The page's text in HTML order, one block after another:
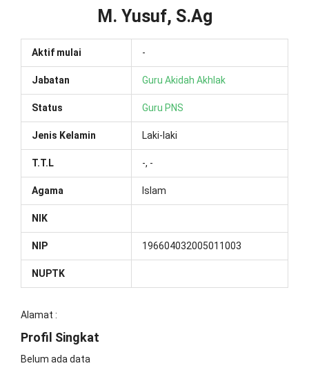
M. Yusuf, S.Ag
Aktif mulai -
Jabatan Guru Akidah Akhlak
Status Guru PNS
Jenis Kelamin Laki-laki
T.T.L -, -
Agama Islam
NIK
NIP 196604032005011003
NUPTK
Alamat :
Profil Singkat
Belum ada data